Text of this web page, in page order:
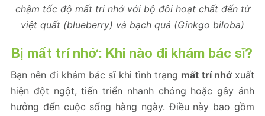
chậm tốc độ mất trí nhớ với bộ đôi hoạt chất đến từ
việt quất (blueberry) và bạch quả (Ginkgo biloba)
Bị mất trí nhớ: Khi nào đi khám bác sĩ?
Bạn nên đi khám bác sĩ khi tình trạng mất trí nhớxuất
hiện đột ngột, tiến triển nhanh chóng hoặc gây ảnh
hưởng đến cuộc sống hàng ngày. Điều này bao gồm